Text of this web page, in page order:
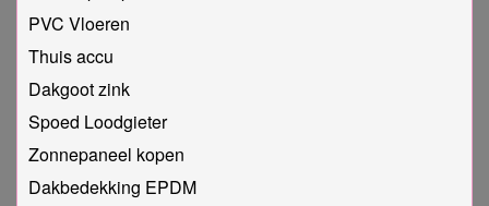
PVC Vloeren
Thuis accu
Dakgoot zink
Spoed Loodgieter
Zonnepaneel kopen
Dakbedekking EPDM